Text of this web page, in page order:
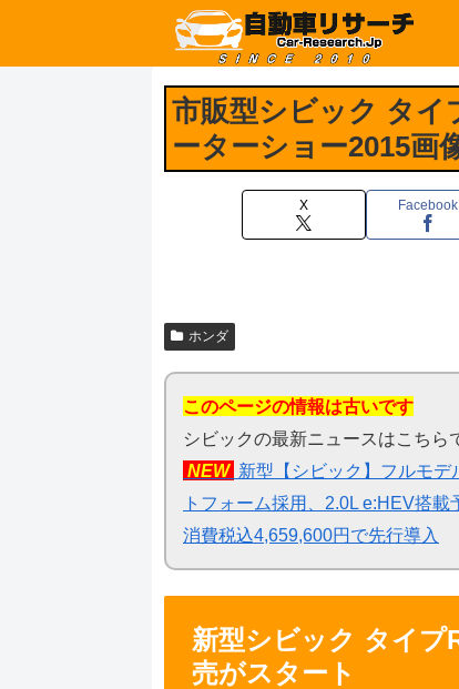
市販型シビック タイ
ーターショー2015画
X Facebook
ホンダ
このページの情報は古いです
シビックの最新ニュースはこちら
NEW 新型【シビック】フルモ
トフォーム採用、2.0L e:HEV搭
消費税込4,659,600円で先行導入
新型シビック タイプ
売がスタート